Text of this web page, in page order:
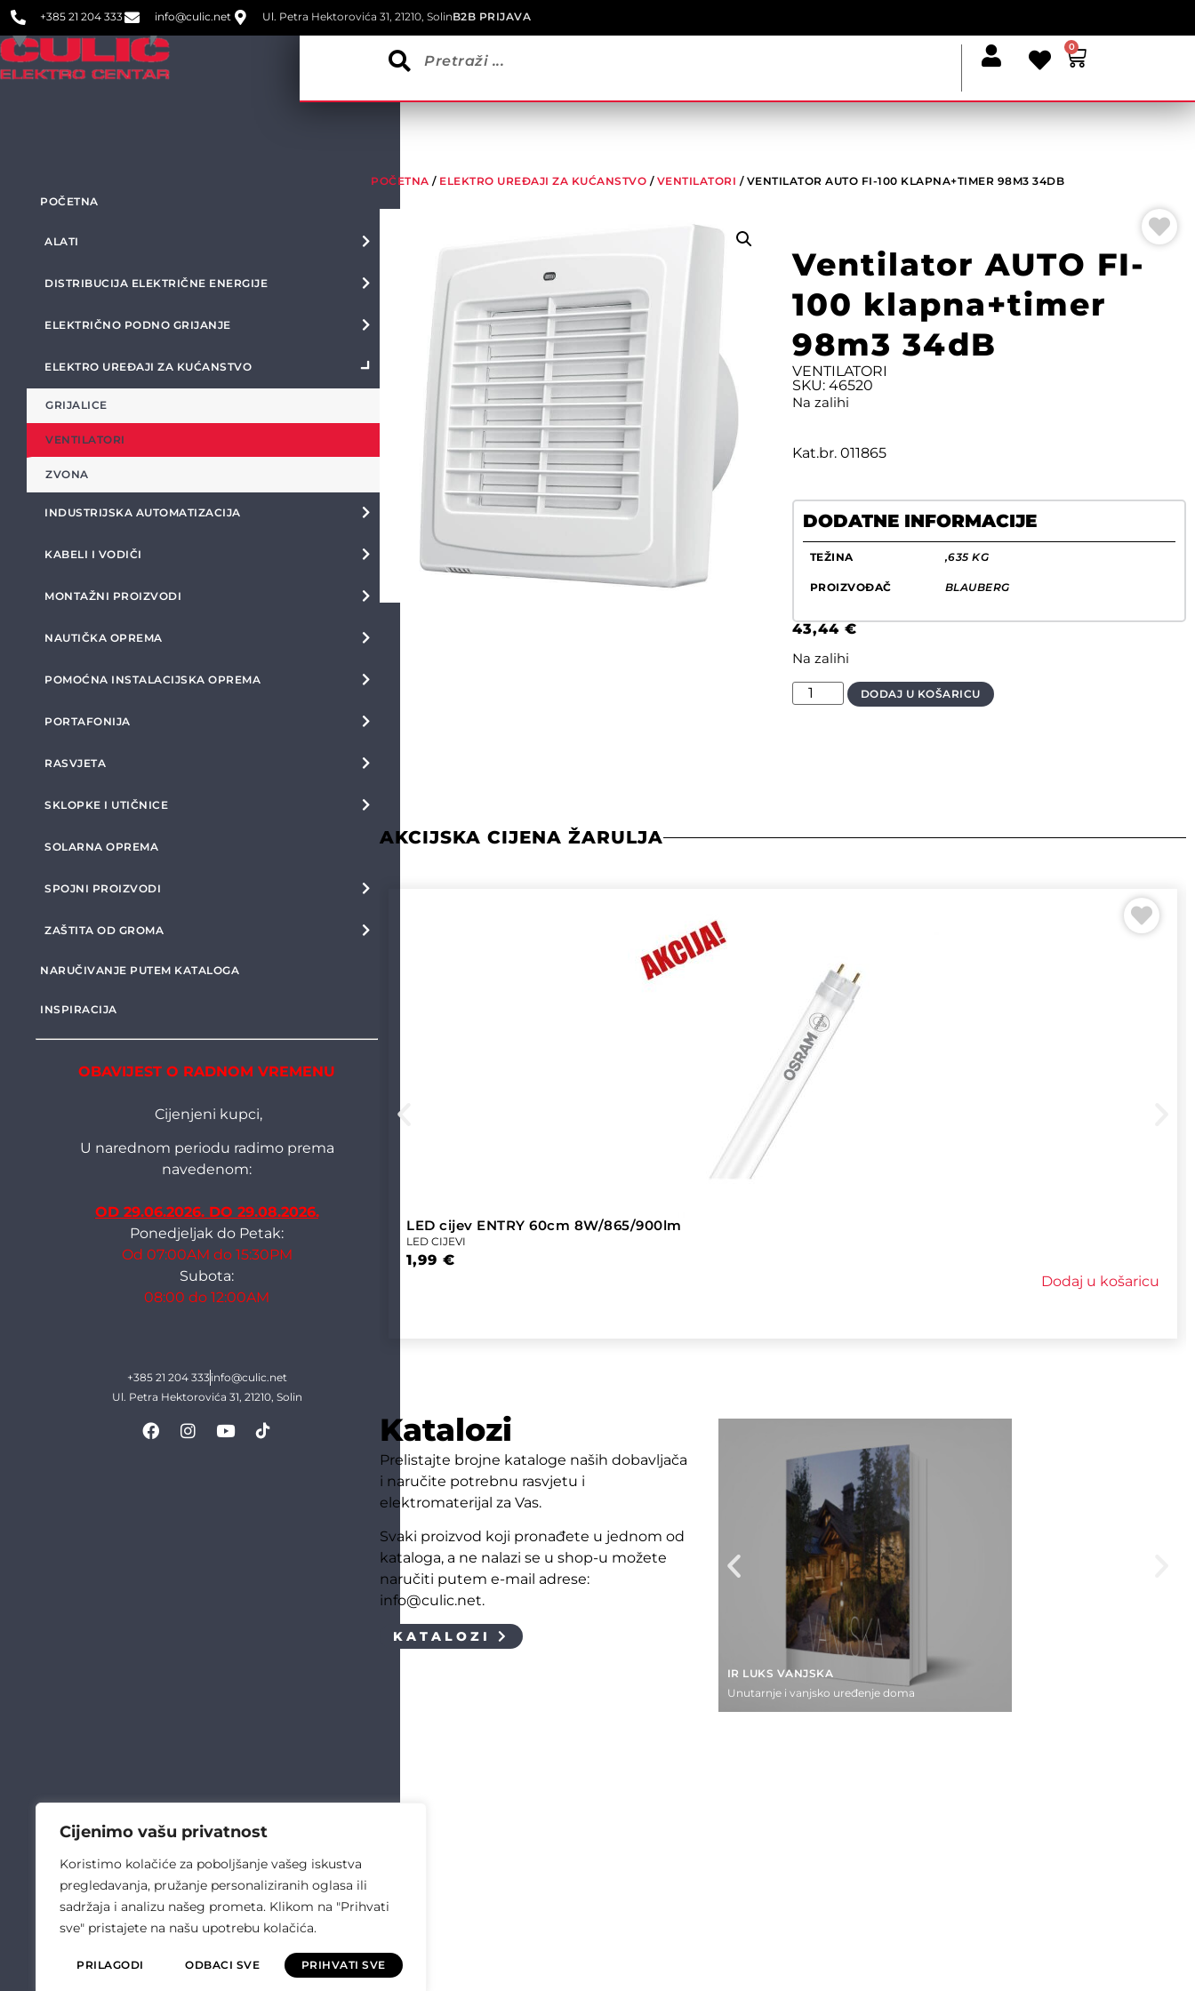
Cijenimo vašu privatnost
Koristimo kolačiće za poboljšanje vašeg iskustva
pregledavanja, pružanje personaliziranih oglasa ili
sadržaja i analizu našeg prometa. Klikom na "Prihvati
sve" pristajete na našu upotrebu kolačića.
PRILAGODI ODBACI SVE PRIHVATI SVE
+385 21 204 333 info@culic.net Ul. Petra Hektorovića 31, 21210, SolinB2B PRIJAVA
0
POČETNA
ALATI
DISTRIBUCIJA ELEKTRIČNE ENERGIJE
ELEKTRIČNO PODNO GRIJANJE
ELEKTRO UREĐAJI ZA KUĆANSTVO
GRIJALICE
VENTILATORI
ZVONA
INDUSTRIJSKA AUTOMATIZACIJA
KABELI I VODIČI
MONTAŽNI PROIZVODI
NAUTIČKA OPREMA
POMOĆNA INSTALACIJSKA OPREMA
PORTAFONIJA
RASVJETA
SKLOPKE I UTIČNICE
SOLARNA OPREMA
SPOJNI PROIZVODI
ZAŠTITA OD GROMA
NARUČIVANJE PUTEM KATALOGA
INSPIRACIJA
OBAVIJEST O RADNOM VREMENU
Cijenjeni kupci,
U narednom periodu radimo prema
navedenom:
OD 29.06.2026. DO 29.08.2026.
Ponedjeljak do Petak:
Od 07:00AM do 15:30PM
Subota:
08:00 do 12:00AM
+385 21 204 333info@culic.net
Ul. Petra Hektorovića 31, 21210, Solin
POČETNA / ELEKTRO UREĐAJI ZA KUĆANSTVO / VENTILATORI / VENTILATOR AUTO FI-100 KLAPNA+TIMER 98M3 34DB
Ventilator AUTO FI-
100 klapna+timer
98m3 34dB
VENTILATORI
SKU: 46520
Na zalihi
Kat.br. 011865
DODATNE INFORMACIJE
TEŽINA ,635 KG
PROIZVOĐAČ BLAUBERG
43,44 €
Na zalihi
DODAJ U KOŠARICU
AKCIJSKA CIJENA ŽARULJA
LED cijev ENTRY 60cm 8W/865/900lm
LED CIJEVI
1,99€
Dodaj u košaricu
Katalozi
Prelistajte brojne kataloge naših dobavljača
i naručite potrebnu rasvjetu i
elektromaterijal za Vas.
Svaki proizvod koji pronađete u jednom od
kataloga, a ne nalazi se u shop-u možete
naručiti putem e-mail adrese:
info@culic.net.
KATALOZI
IR LUKS VANJSKA
Unutarnje i vanjsko uređenje doma